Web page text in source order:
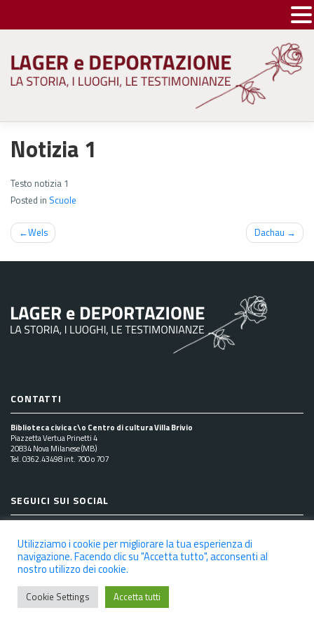
content
Notizia 1
Testo notizia 1
Posted in Scuole
Navigazione
articoli
Wels Dachau
CONTATTI
Biblioteca civica c\o Centro di cultura Villa Brivio
Piazzetta Vertua Prinetti 4
20834 Nova Milanese (MB)
Tel. 0362.43498 int. 700 o 707
SEGUICI SUI SOCIAL
NOTE LEGALI PRIVACY POLICY
Utilizziamo i cookie per migliorare la tua esperienza di
navigazione. Facendo clic su "Accetta tutto", acconsenti al
nostro utilizzo dei cookie.
Cookie Settings Accetta tutti